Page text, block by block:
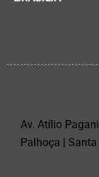
Av. Atílio
Palhoça |